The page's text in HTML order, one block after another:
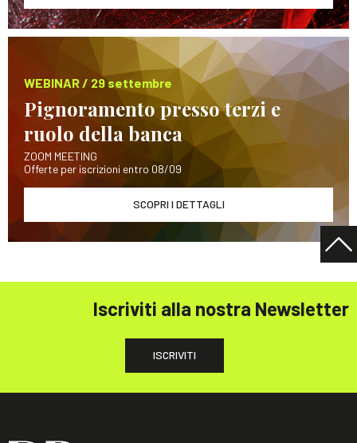
WEBINAR / 29 settembre
Pignoramento presso terzi e
ruolo della banca
ZOOM MEETING
Offerte per iscrizioni entro 08/09
SCOPRI I DETTAGLI
Iscriviti alla nostra Newsletter
ISCRIVITI